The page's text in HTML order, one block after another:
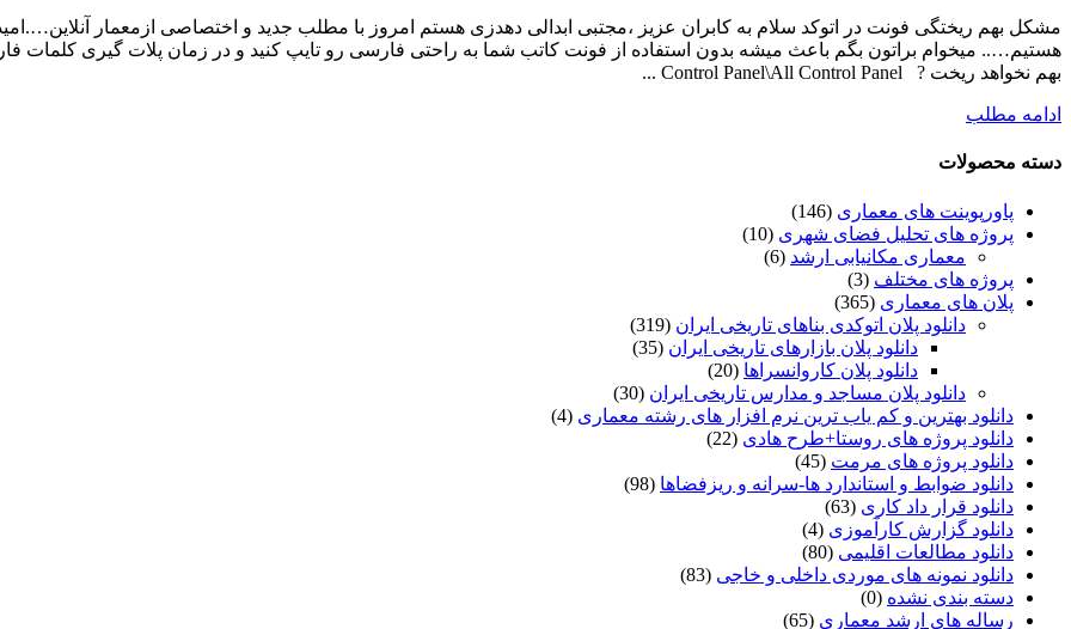
مشکل بهم ریختگی فونت در اتوکد سلام به کابران عزیز ،مجتبی ابدالی دهدزی هستم امروز با مطلب جدید و اختصاصی ازمعمار
هستیم….. میخوام براتون بگم باعث میشه بدون استفاده از فونت کاتب شما به راحتی فارسی رو تایپ کنید و در زمان پلات گیری کلمات
بهم نخواهد ریخت ? Control Panel\All Control Panel ...
ادامه مطلب
دسته محصولات
پاورپوینت های معماری (146)
پروژه های تحلیل فضای شهری (10)
معماری مکانیابی ارشد (6)
پروژه های مختلف (3)
پلان های معماری (365)
دانلود پلان اتوکدی بناهای تاریخی ایران (319)
دانلود پلان بازارهای تاریخی ایران (35)
دانلود پلان کاروانسراها (20)
دانلود پلان مساجد و مدارس تاریخی ایران (30)
دانلود بهترین و کم یاب ترین نرم افزار های رشته معماری (4)
دانلود پروژه های روستا+طرح هادی (22)
دانلود پروژه های مرمت (45)
دانلود ضوابط و استاندارد ها-سرانه و ریزفضاها (98)
دانلود قرار داد کاری (63)
دانلود گزارش کارآموزی (4)
دانلود مطالعات اقلیمی (80)
دانلود نمونه های موردی داخلی و خاجی (83)
دسته بندی نشده (0)
رساله های ارشد معماری (65)